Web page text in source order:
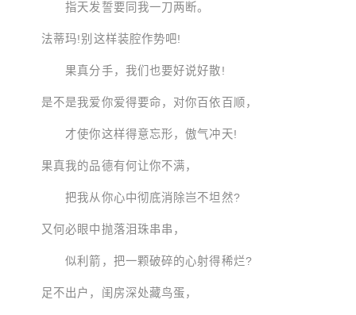
指天发誓要同我一刀两断。
法蒂玛!别这样装腔作势吧!
果真分手，我们也要好说好散!
是不是我爱你爱得要命，对你百依百顺，
才使你这样得意忘形，傲气冲天!
果真我的品德有何让你不满，
把我从你心中彻底消除岂不坦然?
又何必眼中抛落泪珠串串，
似利箭，把一颗破碎的心射得稀烂?
足不出户，闺房深处藏鸟蛋，